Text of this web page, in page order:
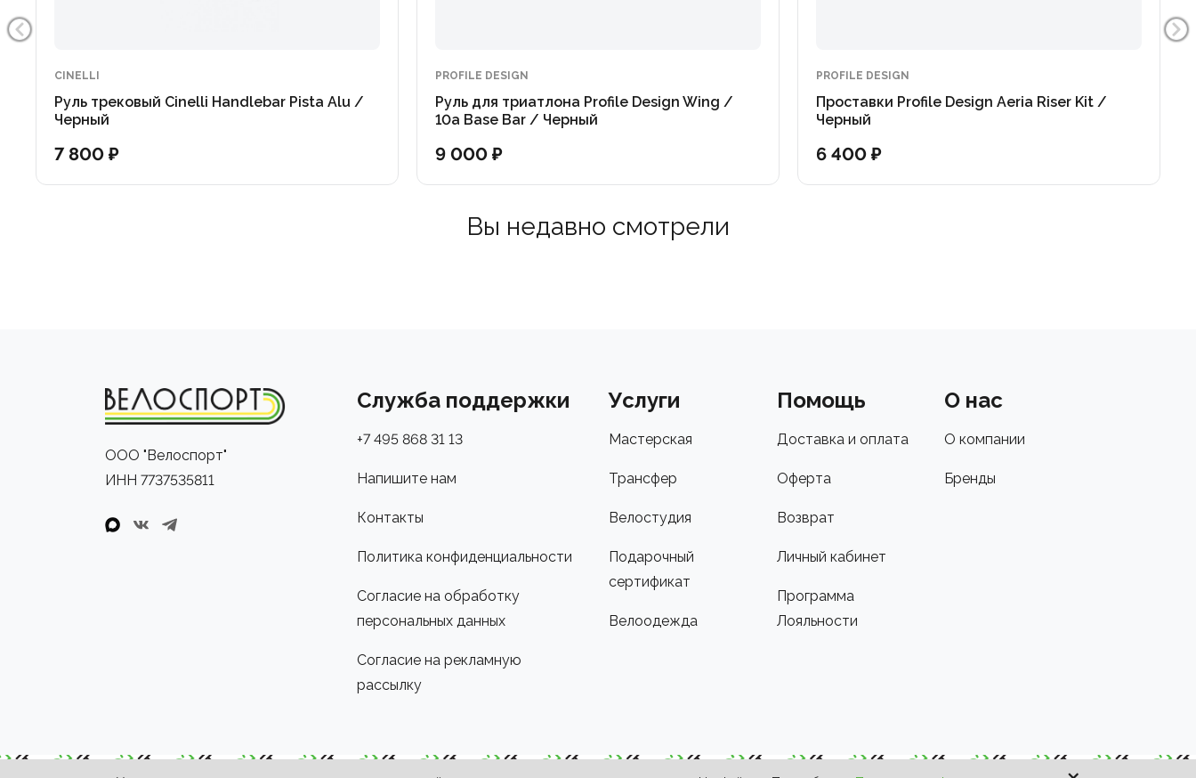
CINELLI
Руль трековый Cinelli Handlebar Pista Alu /
Черный
7 800 ₽
PROFILE DESIGN
Руль для триатлона Profile Design Wing /
10a Base Bar / Черный
9 000 ₽
PROFILE DESIGN
Проставки Profile Design Aeria Riser Kit /
Черный
6 400 ₽
Вы недавно смотрели
ООО "Велоспорт"
ИНН 7737535811
Служба поддержки
+7 495 868 31 13
Напишите нам
Контакты
Политика конфиденциальности
Согласие на обработку
персональных данных
Согласие на рекламную
рассылку
Услуги
Мастерская
Трансфер
Велостудия
Подарочный
сертификат
Велоодежда
Помощь
Доставка и оплата
Оферта
Возврат
Личный кабинет
Программа
Лояльности
О нас
О компании
Бренды